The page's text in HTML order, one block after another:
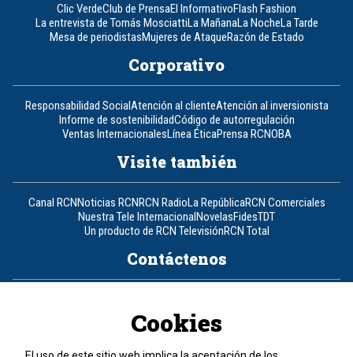
Clic VerdeClub de PrensaEl InformativoFlash Fashion
La entrevista de Tomás MosciattiLa MañanaLa NocheLa Tarde
Mesa de periodistasMujeres de AtaqueRazón de Estado
Corporativo
Responsabilidad SocialAtención al clienteAtención al inversionista
Informe de sostenibilidadCódigo de autorregulación
Ventas InternacionalesLínea ÉticaPrensa RCNOBA
Visite también
Canal RCNNoticias RCNRCN RadioLa RepúblicaRCN Comerciales
Nuestra Tele InternacionalNovelasFidesTDT
Un producto de RCN TelevisiónRCN Total
Contáctenos
Política de cookies
Cookies